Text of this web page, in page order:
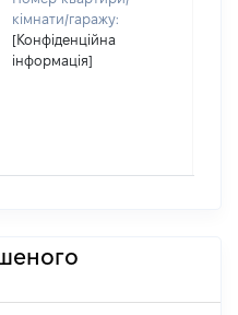
кімнати/гаражу:
[Конфіденційна
інформація]